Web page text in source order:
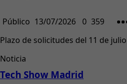
Público 13/07/2026 0 359
Plazo de solicitudes del 11 de
Noticia
Tech Show Madrid